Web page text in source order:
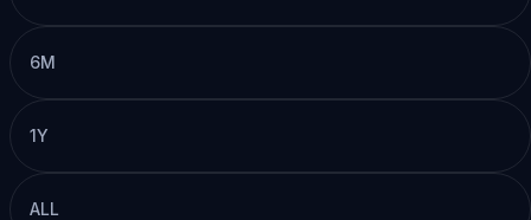
6M
1Y
ALL